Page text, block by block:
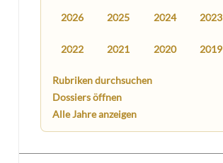
2026 2025 2024 2023
2022 2021 2020 2019
Rubriken durchsuchen
Dossiers öffnen
Alle Jahre anzeigen